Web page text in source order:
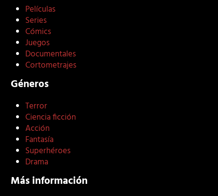
Películas
Series
Cómics
Juegos
Documentales
Cortometrajes
Géneros
Terror
Ciencia ficción
Acción
Fantasía
Superhéroes
Drama
Más información